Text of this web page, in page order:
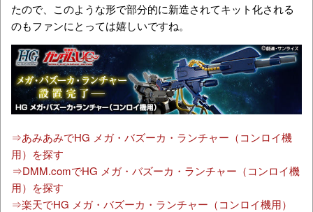
たので、このような形で部分的に新造されてキット化される
のもファンにとっては嬉しいですね。
⇒あみあみでHG メガ・バズーカ・ランチャー（コンロイ機
用）を探す
⇒DMM.comでHG メガ・バズーカ・ランチャー（コンロイ機
用）を探す
⇒楽天でHG メガ・バズーカ・ランチャー（コンロイ機用）